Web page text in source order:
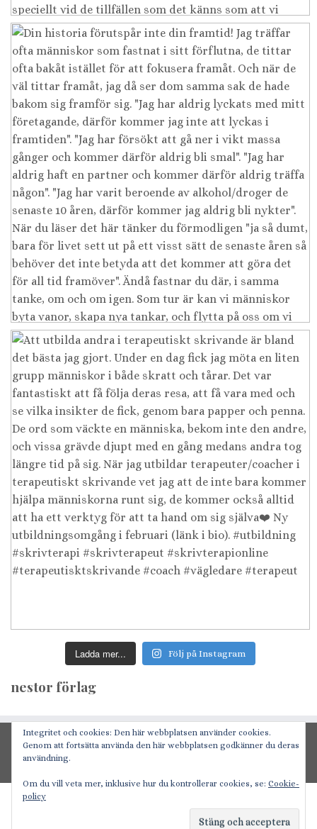
Ladda mer... Följ på Instagram
nestor förlag
GDPR/personuppgifter
Drivs med ·
Integritet och cookies: Den här webbplatsen använder cookies.
Genom att fortsätta använda den här webbplatsen godkänner du deras
användning.
Om du vill veta mer, inklusive hur du kontrollerar cookies, se: Cookie-
policy